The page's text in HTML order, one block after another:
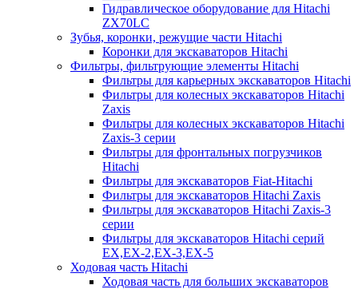
Гидравлическое оборудование для Hitachi
ZX70LC
Зубья, коронки, режущие части Hitachi
Коронки для экскаваторов Hitachi
Фильтры, фильтрующие элементы Hitachi
Фильтры для карьерных экскаваторов Hitachi
Фильтры для колесных экскаваторов Hitachi
Zaxis
Фильтры для колесных экскаваторов Hitachi
Zaxis-3 серии
Фильтры для фронтальных погрузчиков
Hitachi
Фильтры для экскаваторов Fiat-Hitachi
Фильтры для экскаваторов Hitachi Zaxis
Фильтры для экскаваторов Hitachi Zaxis-3
серии
Фильтры для экскаваторов Hitachi серий
EX,EX-2,EX-3,EX-5
Ходовая часть Hitachi
Ходовая часть для больших экскаваторов